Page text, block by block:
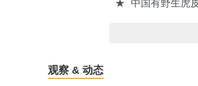
★ 中国有野生虎
观察 & 动态